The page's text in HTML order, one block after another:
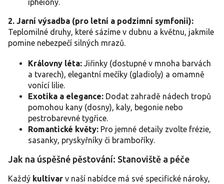
ipheiony.
2. Jarní výsadba (pro letní a podzimní symfonii):
Teplomilné druhy, které sázíme v dubnu a květnu, jakmile
pomine nebezpečí silných mrazů.
Královny léta: Jiřinky (dostupné v mnoha barvách
a tvarech), elegantní mečíky (gladioly) a omamně
vonící lilie.
Exotika a elegance: Dodat zahradě nádech tropů
pomohou kany (dosny), kaly, begonie nebo
pestrobarevné tygřice.
Romantické květy: Pro jemné detaily zvolte frézie,
sasanky, pryskyřníky či bramboříky.
Jak na úspěšné pěstování: Stanoviště a péče
Každý kultivar v naší nabídce má své specifické nároky,